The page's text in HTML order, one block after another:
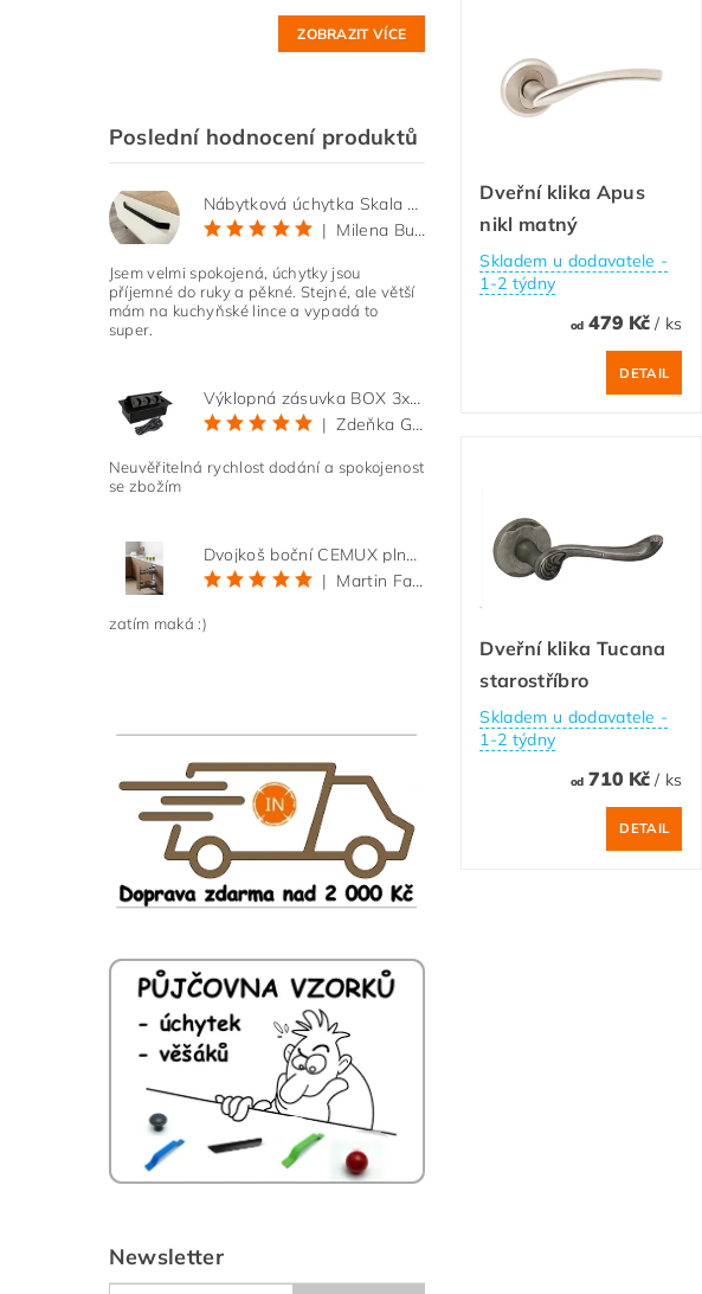
ZOBRAZIT VÍCE
Poslední hodnocení produktů
Nábytková úchytka Skala černá matná
|
Milena Bučková
Jsem velmi spokojená, úchytky jsou
příjemné do ruky a pěkné. Stejné, ale větší
mám na kuchyňské lince a vypadá to
super.
Výklopná zásuvka BOX 3x 230V s 3m kabelem - černá
|
Zdeňka Gold
Neuvěřitelná rychlost dodání a spokojenost
se zbožím
Dvojkoš boční CEMUX plné dno 3D, s tlumením antracit 200 mm
|
Martin Faltus
zatím maká :)
Newsletter
Dveřní klika Apus
nikl matný
Skladem u dodavatele -
1-2 týdny
od479 Kč/ ks
DETAIL
Dveřní klika Tucana
starostříbro
Skladem u dodavatele -
1-2 týdny
od710 Kč/ ks
DETAIL